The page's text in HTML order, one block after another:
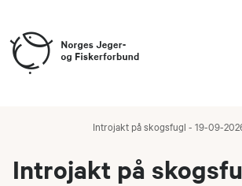
Introjakt på skogsfugl - 19-09-
Introjakt på